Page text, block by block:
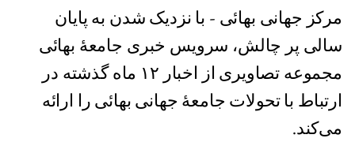
مرکز جهانی بهائی - با نزدیک شدن به پایان
سالی پر چالش، سرویس خبری جامعۀ بهائی
مجموعه تصاویری از اخبار ۱۲ ماه گذشته در
ارتباط با تحولات جامعۀ جهانی بهائی را ارائه
می‌کند.